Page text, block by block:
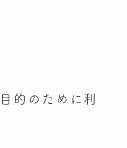
的のために利